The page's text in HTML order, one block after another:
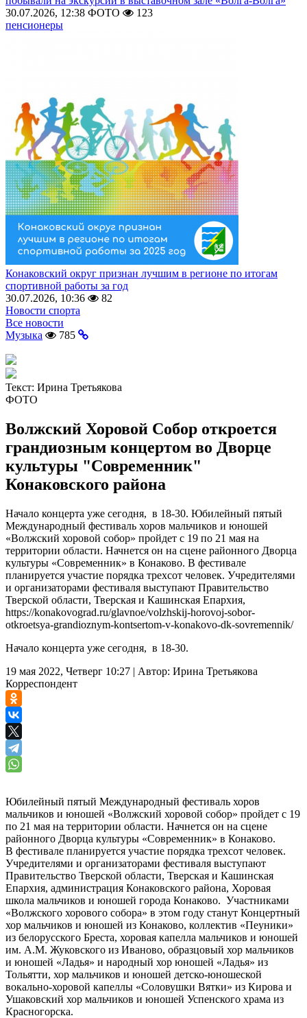
30.07.2026, 12:38 ФОТО
123
пенсионеры
Конаковский округ признан лучшим в регионе по итогам
спортивной работы за год
30.07.2026, 10:36
82
Новости спорта
Все новости
Музыка
785
Текст: Ирина Третьякова
ФОТО
Волжский Хоровой Собор откроется
грандиозным концертом во Дворце
культуры "Современник"
Конаковского района
Начало концерта уже сегодня, в 18-30. Юбилейный пятый
Международный фестиваль хоров мальчиков и юношей
«Волжский хоровой собор» пройдет с 19 по 21 мая на
территории области. Начнется он на сцене районного Дворца
культуры «Современник» в Конаково. В фестивале
планируется участие порядка трехсот человек. Учредителями
и организаторами фестиваля выступают Правительство
Тверской области, Тверская и Кашинская Епархия,
https://konakovograd.ru/glavnoe/volzhskij-horovoj-sobor-
otkroetsya-grandioznym-kontsertom-v-konakovo-dk-sovremennik/
Начало концерта уже сегодня, в 18-30.
19 мая 2022, Четверг 10:27 | Автор: Ирина Третьякова
Корреспондент
Юбилейный пятый Международный фестиваль хоров
мальчиков и юношей «Волжский хоровой собор» пройдет с 19
по 21 мая на территории области. Начнется он на сцене
районного Дворца культуры «Современник» в Конаково.
В фестивале планируется участие порядка трехсот человек.
Учредителями и организаторами фестиваля выступают
Правительство Тверской области, Тверская и Кашинская
Епархия, администрация Конаковского района, Хоровая
школа мальчиков и юношей города Конаково. Участниками
«Волжского хорового собора» в этом году станут Концертный
хор мальчиков и юношей из Конаково, коллектив «Пеуники»
из белорусского Бреста, хоровая капелла мальчиков и юношей
им. А.М. Жуковского из Иваново, образцовый хор мальчиков
и юношей «Ладья» и народный хор юношей «Ладья» из
Тольятти, хор мальчиков и юношей детско-юношеской
вокально-хоровой капеллы «Соловушки Вятки» из Кирова и
Ушаковский хор мальчиков и юношей Успенского храма из
Красногорска.